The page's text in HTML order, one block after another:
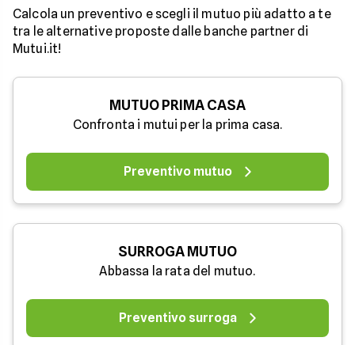
Calcola un preventivo e scegli il mutuo più adatto a te
tra le alternative proposte dalle banche partner di
Mutui.it!
MUTUO PRIMA CASA
Confronta i mutui per la prima casa.
Preventivo mutuo
SURROGA MUTUO
Abbassa la rata del mutuo.
Preventivo surroga